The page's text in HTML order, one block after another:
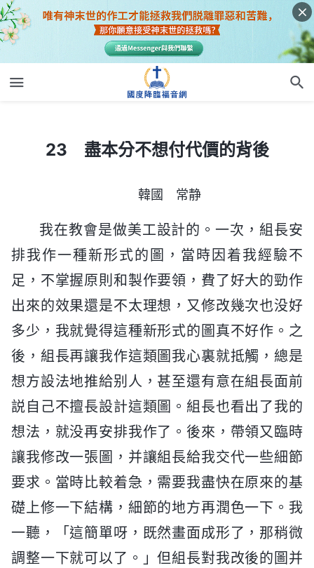
23 盡本分不想付代價的背後
韓國 常静
我在教會是做美工設計的。一次，組長安
排我作一種新形式的圖，當時因着我經驗不
足，不掌握原則和製作要領，費了好大的勁作
出來的效果還是不太理想，又修改幾次也没好
多少，我就覺得這種新形式的圖真不好作。之
後，組長再讓我作這類圖我心裏就抵觸，總是
想方設法地推給别人，甚至還有意在組長面前
説自己不擅長設計這類圖。組長也看出了我的
想法，就没再安排我作了。後來，帶領又臨時
讓我修改一張圖，并讓組長給我交代一些細節
要求。當時比較着急，需要我盡快在原來的基
礎上修一下結構，細節的地方再潤色一下。我
一聽，「這簡單呀，既然畫面成形了，那稍微
調整一下就可以了。」但組長對我改後的圖并